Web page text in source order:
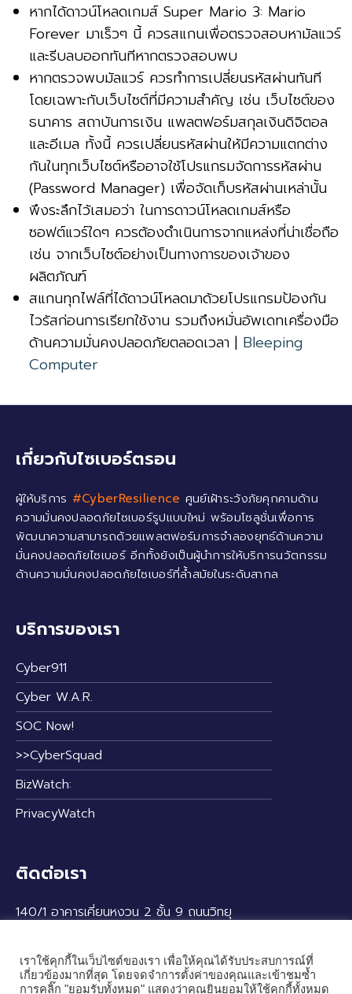
หากได้ดาวน์โหลดเกมส์ Super Mario 3: Mario
Forever มาเร็วๆ นี้ ควรสแกนเพื่อตรวจสอบหามัลแวร์
และรีบลบออกทันทีหากตรวจสอบพบ
หากตรวจพบมัลแวร์ ควรทำการเปลี่ยนรหัสผ่านทันที
โดยเฉพาะกับเว็บไซต์ที่มีความสำคัญ เช่น เว็บไซต์ของ
ธนาคาร สถาบันการเงิน แพลตฟอร์มสกุลเงินดิจิตอล
และอีเมล ทั้งนี้ ควรเปลี่ยนรหัสผ่านให้มีความแตกต่าง
กันในทุกเว็บไซต์หรืออาจใช้โปรแกรมจัดการรหัสผ่าน
(Password Manager) เพื่อจัดเก็บรหัสผ่านเหล่านั้น
พึงระลึกไว้เสมอว่า ในการดาวน์โหลดเกมส์หรือ
ซอฟต์แวร์ใดๆ ควรต้องดำเนินการจากแหล่งที่น่าเชื่อถือ
เช่น จากเว็บไซต์อย่างเป็นทางการของเจ้าของ
ผลิตภัณฑ์
สแกนทุกไฟล์ที่ได้ดาวน์โหลดมาด้วยโปรแกรมป้องกัน
ไวรัสก่อนการเรียกใช้งาน รวมถึงหมั่นอัพเดทเครื่องมือ
ด้านความมั่นคงปลอดภัยตลอดเวลา | Bleeping
Computer
เกี่ยวกับไซเบอร์ตรอน
ผู้ให้บริการ #CyberResilience ศูนย์เฝ้าระวังภัยคุกคามด้าน
ความมั่นคงปลอดภัยไซเบอร์รูปแบบใหม่ พร้อมโซลูชั่นเพื่อการ
พัฒนาความสามารถด้วยแพลตฟอร์มการจำลองยุทธ์ด้านความ
มั่นคงปลอดภัยไซเบอร์ อีกทั้งยังเป็นผู้นำการให้บริการนวัตกรรม
ด้านความมั่นคงปลอดภัยไซเบอร์ที่ล้ำสมัยในระดับสากล
บริการของเรา
Cyber911
Cyber W.A.R.
SOC Now!
>>CyberSquad
BizWatch:
PrivacyWatch
ติดต่อเรา
140/1 อาคารเคี่ยนหงวน 2 ชั้น 9 ถนนวิทยุ
เราใช้คุกกี้ในเว็บไซต์ของเรา เพื่อให้คุณได้รับประสบการณ์ที่
เกี่ยวข้องมากที่สุด โดยจดจำการตั้งค่าของคุณและเข้าชมซ้ำ
การคลิ๊ก "ยอมรับทั้งหมด" แสดงว่าคุณยินยอมให้ใช้คุกกี้ทั้งหมด